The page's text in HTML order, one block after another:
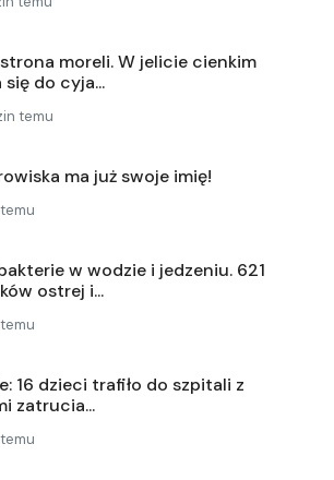
moreli. W jelicie cienkim
się do cyja...
temu
ma już swoje imię!
w wodzie i jedzeniu. 621
ostrej i...
16 dzieci trafiło do szpitali z
zatrucia...